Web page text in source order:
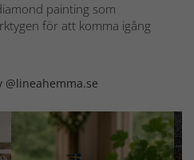
painting som
för att komma igång
@lineahemma.se